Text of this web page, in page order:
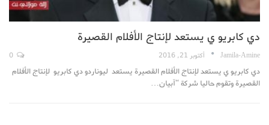
دي كابريو ي يستعد لإنتاج الأفلام القصيرة
Jamila-Amine أكتوبر 21, 2016
دي كابريو ي يستعد لإنتاج الأفلام القصيرة يستعد ليوناردو دي كابريو لإنتاج الأفلام
القصيرة وتقوم حاليا شركة “آبيان…